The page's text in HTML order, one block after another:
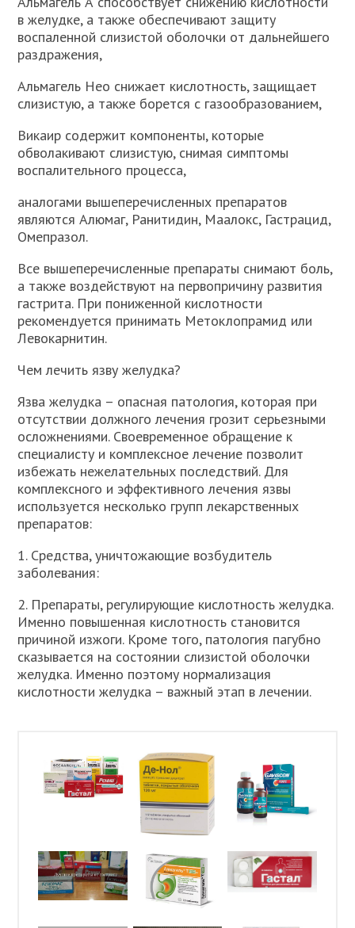
в желудке, а также обеспечивают защиту
воспаленной слизистой оболочки от дальнейшего
раздражения,
Альмагель Нео снижает кислотность, защищает
слизистую, а также борется с газообразованием,
Викаир содержит компоненты, которые
обволакивают слизистую, снимая симптомы
воспалительного процесса,
аналогами вышеперечисленных препаратов
являются Алюмаг, Ранитидин, Маалокс, Гастрацид,
Омепразол.
Все вышеперечисленные препараты снимают боль,
а также воздействуют на первопричину развития
гастрита. При пониженной кислотности
рекомендуется принимать Метоклопрамид или
Левокарнитин.
Чем лечить язву желудка?
Язва желудка – опасная патология, которая при
отсутствии должного лечения грозит серьезными
осложнениями. Своевременное обращение к
специалисту и комплексное лечение позволит
избежать нежелательных последствий. Для
комплексного и эффективного лечения язвы
используется несколько групп лекарственных
препаратов:
1. Средства, уничтожающие возбудитель
заболевания:
2. Препараты, регулирующие кислотность желудка.
Именно повышенная кислотность становится
причиной изжоги. Кроме того, патология пагубно
сказывается на состоянии слизистой оболочки
желудка. Именно поэтому нормализация
кислотности желудка – важный этап в лечении.